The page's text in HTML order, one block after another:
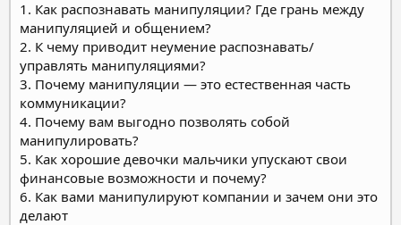
1. Как распознавать манипуляции? Где грань между
манипуляцией и общением?
2. К чему приводит неумение распознавать/
управлять манипуляциями?
3. Почему манипуляции — это естественная часть
коммуникации?
4. Почему вам выгодно позволять собой
манипулировать?
5. Как хорошие девочки мальчики упускают свои
финансовые возможности и почему?
6. Как вами манипулируют компании и зачем они это
делают